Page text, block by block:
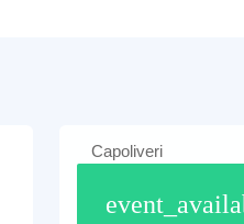
Capoliveri